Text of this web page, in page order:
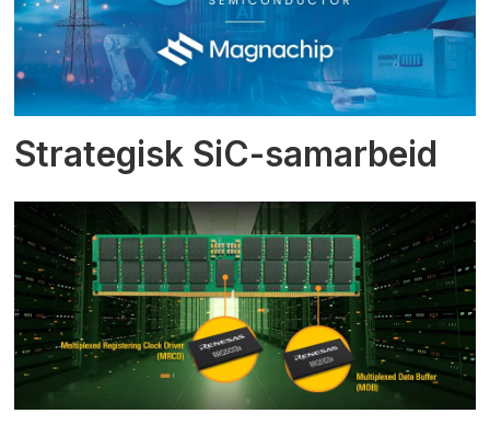
Strategisk SiC-samarbeid